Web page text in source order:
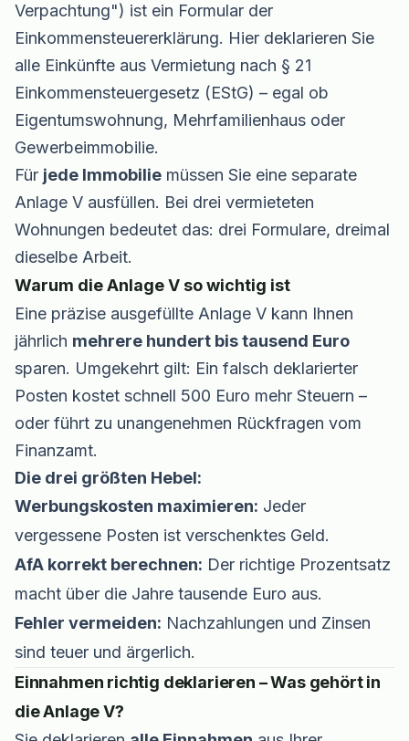
Verpachtung") ist ein Formular der
Einkommensteuererklärung. Hier deklarieren Sie
alle Einkünfte aus Vermietung nach § 21
Einkommensteuergesetz (EStG) – egal ob
Eigentumswohnung, Mehrfamilienhaus oder
Gewerbeimmobilie.
Für jede Immobilie müssen Sie eine separate
Anlage V ausfüllen. Bei drei vermieteten
Wohnungen bedeutet das: drei Formulare, dreimal
dieselbe Arbeit.
Warum die Anlage V so wichtig ist
Eine präzise ausgefüllte Anlage V kann Ihnen
jährlich mehrere hundert bis tausend Euro
sparen. Umgekehrt gilt: Ein falsch deklarierter
Posten kostet schnell 500 Euro mehr Steuern –
oder führt zu unangenehmen Rückfragen vom
Finanzamt.
Die drei größten Hebel:
Werbungskosten maximieren: Jeder
vergessene Posten ist verschenktes Geld.
AfA korrekt berechnen: Der richtige Prozentsatz
macht über die Jahre tausende Euro aus.
Fehler vermeiden: Nachzahlungen und Zinsen
sind teuer und ärgerlich.
Einnahmen richtig deklarieren – Was gehört in
die Anlage V?